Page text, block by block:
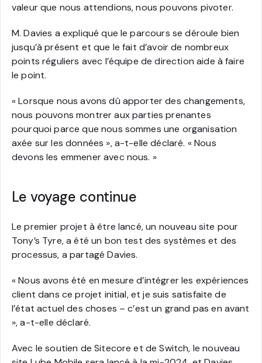
valeur que nous attendions, nous pouvons pivoter.
M. Davies a expliqué que le parcours se déroule bien
jusqu’à présent et que le fait d’avoir de nombreux
points réguliers avec l’équipe de direction aide à faire
le point.
« Lorsque nous avons dû apporter des changements,
nous pouvons montrer aux parties prenantes
pourquoi parce que nous sommes une organisation
axée sur les données », a-t-elle déclaré. « Nous
devons les emmener avec nous. »
Le voyage continue
Le premier projet à être lancé, un nouveau site pour
Tony’s Tyre, a été un bon test des systèmes et des
processus, a partagé Davies.
« Nous avons été en mesure d’intégrer les expériences
client dans ce projet initial, et je suis satisfaite de
l’état actuel des choses – c’est un grand pas en avant
», a-t-elle déclaré.
Avec le soutien de Sitecore et de Switch, le nouveau